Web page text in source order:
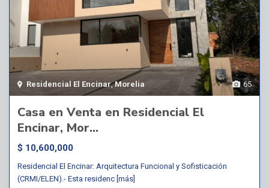
65
Residencial El Encinar,Morelia
Casa en Venta en Residencial El
Encinar, Mor...
$ 10,600,000
Residencial El Encinar: Arquitectura Funcional y Sofisticación
(CRMI/ELEN).- Esta residenc [más]